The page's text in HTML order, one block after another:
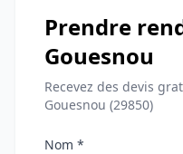
Prendre
Gouesnou
Recevez des devis
Gouesnou (29850)
Nom *